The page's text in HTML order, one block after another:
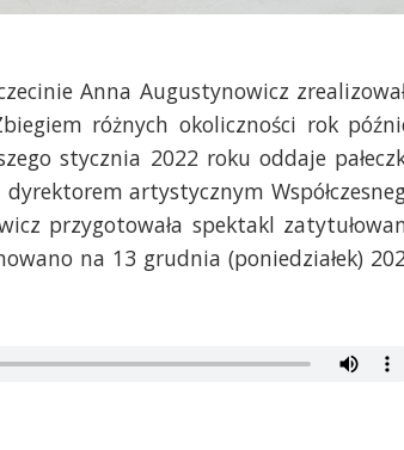
Anna Augustynowicz
różnych okoliczności rok
stycznia 2022 roku oddaje
artystycznym
przygotowała spektakl
na 13 grudnia (poniedziałek)